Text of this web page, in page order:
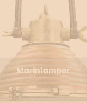
Marinlampor